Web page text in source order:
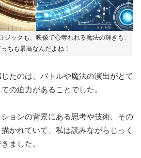
ジックも、映像で心奪われる魔法の輝きも、
っちも最高なんだよね！
たのは、バトルや魔法の演出がとて
の迫力があることでした。
ョンの背景にある思考や技術、その
かれていて、私は読みながらじっく
ました。